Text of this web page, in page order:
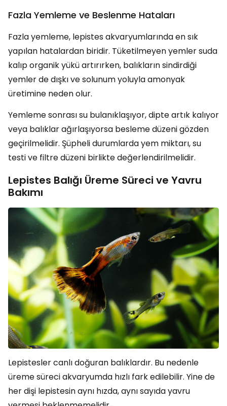
Fazla Yemleme ve Beslenme Hataları
Fazla yemleme, lepistes akvaryumlarında en sık
yapılan hatalardan biridir. Tüketilmeyen yemler suda
kalıp organik yükü artırırken, balıkların sindirdiği
yemler de dışkı ve solunum yoluyla amonyak
üretimine neden olur.
Yemleme sonrası su bulanıklaşıyor, dipte artık kalıyor
veya balıklar ağırlaşıyorsa besleme düzeni gözden
geçirilmelidir. Şüpheli durumlarda yem miktarı, su
testi ve filtre düzeni birlikte değerlendirilmelidir.
Lepistes Balığı Üreme Süreci ve Yavru
Bakımı
Lepistesler canlı doğuran balıklardır. Bu nedenle
üreme süreci akvaryumda hızlı fark edilebilir. Yine de
her dişi lepistesin aynı hızda, aynı sayıda yavru